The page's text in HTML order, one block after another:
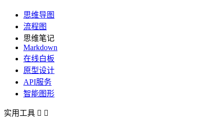
思维导图
流程图
思维笔记
Markdown
在线白板
原型设计
API服务
智能图形
实用工具  